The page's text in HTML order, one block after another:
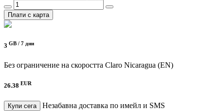
Плати с карта
3 GB / 7 дни
Без ограничение на скоростта Claro Nicaragua (EN)
26.38 EUR
Купи сега
Незабавна доставка по имейл и SMS